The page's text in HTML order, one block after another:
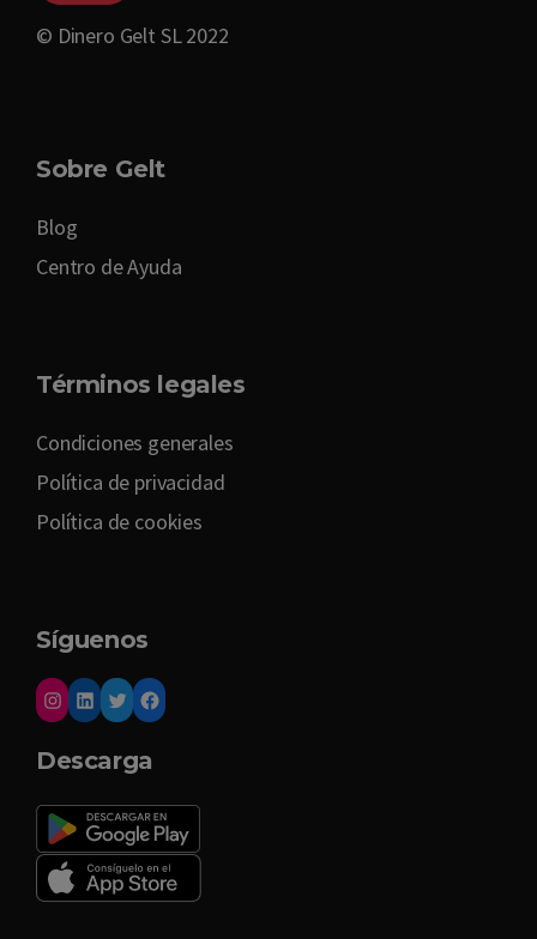
© Dinero Gelt SL 2022
Sobre Gelt
Blog
Centro de Ayuda
Términos legales
Condiciones generales
Política de privacidad
Política de cookies
Síguenos
Descarga